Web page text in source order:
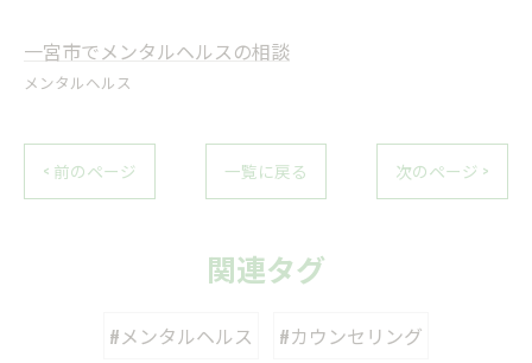
一宮市でメンタルヘルスの相談
メンタルヘルス
< 前のページ 一覧に戻る 次のページ >
関連タグ
#メンタルヘルス #カウンセリング